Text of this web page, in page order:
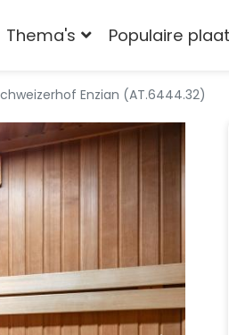
Thema's Populaire
Enzian (AT.6444.32)